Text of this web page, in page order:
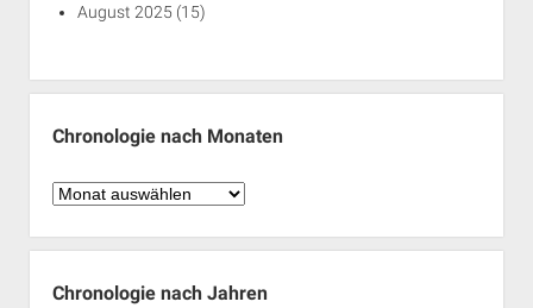
August 2025 (15)
Chronologie nach Monaten
Chronologie
Monaten
Chronologie nach Jahren